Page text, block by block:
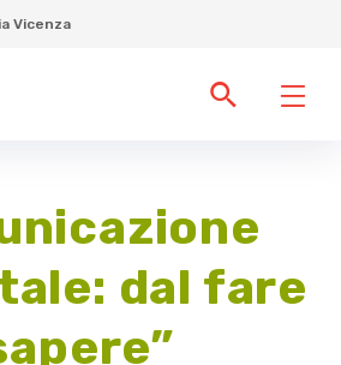
Vicenza
dal fare